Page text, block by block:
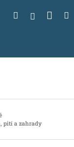
Hledat
pití a zahrady